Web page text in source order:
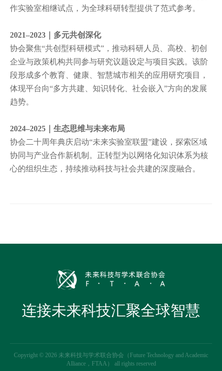
作实验室相继试点，为全球科研转型提供了范式参考。
2021–2023｜多元共创深化
协会聚焦“共创型科研模式”，推动科研人员、高校、初创
企业与政策机构共同参与研究议题设定与项目实践。该阶
段形成多个教育、健康、智慧城市相关的应用研究项目，
体现平台向“多方共建、知识转化、社会嵌入”方向的发展
趋势。
2024–2025｜生态思维与未来布局
协会二十周年典庆启动“未来实验室联盟”建设，探索区域
协同与产业合作新机制。正转型为以网络化知识体系为核
心的组织生态，持续推动科技与社会共建的深度融合。
连接未来科技汇聚全球智慧
Copyright © 2026 未来科技与学术联合协会（Future Technology and Academic
Alliance，FTAA） all rights reserved